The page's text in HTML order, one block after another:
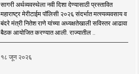
सागरी अर्थव्यवस्थेला नवी दिशा देण्यासाठी प्रस्तावित
महाराष्ट्र मेरीटाईम पॉलिसी २०२६ संदर्भात मत्स्यव्यवसाय व
बंदरे मंत्री नितेश राणे यांच्या अध्यक्षतेखाली सविस्तर आढावा
बैठक आयोजित करण्यात आली. राज्यातील ..
१८ जून २०२६